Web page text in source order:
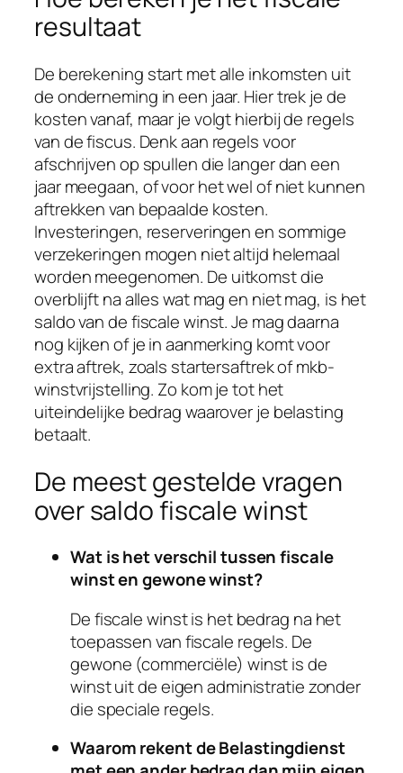
resultaat
De berekening start met alle inkomsten uit
de onderneming in een jaar. Hier trek je de
kosten vanaf, maar je volgt hierbij de regels
van de fiscus. Denk aan regels voor
afschrijven op spullen die langer dan een
jaar meegaan, of voor het wel of niet kunnen
aftrekken van bepaalde kosten.
Investeringen, reserveringen en sommige
verzekeringen mogen niet altijd helemaal
worden meegenomen. De uitkomst die
overblijft na alles wat mag en niet mag, is het
saldo van de fiscale winst. Je mag daarna
nog kijken of je in aanmerking komt voor
extra aftrek, zoals startersaftrek of mkb-
winstvrijstelling. Zo kom je tot het
uiteindelijke bedrag waarover je belasting
betaalt.
De meest gestelde vragen
over saldo fiscale winst
Wat is het verschil tussen fiscale
winst en gewone winst?
De fiscale winst is het bedrag na het
toepassen van fiscale regels. De
gewone (commerciële) winst is de
winst uit de eigen administratie zonder
die speciale regels.
Waarom rekent de Belastingdienst